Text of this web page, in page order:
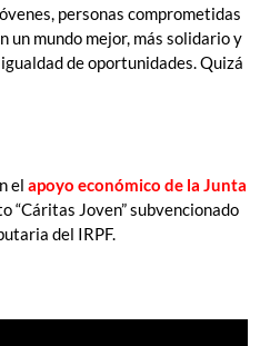
personas comprometidas
un mundo mejor, más solidario y
de oportunidades. Quizá
el apoyo económico de la Junta
“Cáritas Joven” subvencionado
del IRPF.